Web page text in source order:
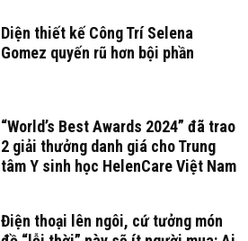
Diện thiết kế Công Trí Selena
Gomez quyến rũ hơn bội phần
“World’s Best Awards 2024” đã trao
2 giải thưởng danh giá cho Trung
tâm Y sinh học HelenCare Việt Nam
Điện thoại lên ngôi, cứ tưởng món